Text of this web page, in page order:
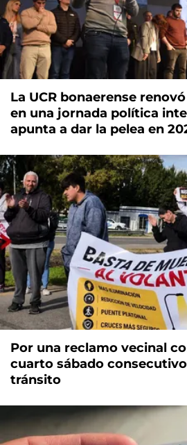
La UCR bonaerense
en una jornada política
apunta a dar la pelea en
Por una reclamo vecinal
cuarto sábado
tránsito